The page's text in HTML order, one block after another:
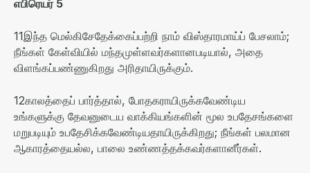
எபிரெயர்5
11இந்த மெல்கிசேதேக்கைப்பற்றி நாம் விஸ்தாரமாய்ப் பேசலாம்;
நீங்கள் கேள்வியில் மந்தமுள்ளவர்களானபடியால், அதை
விளங்கப்பண்ணுகிறது அரிதாயிருக்கும்.
12காலத்தைப் பார்த்தால், போதகராயிருக்கவேண்டிய
உங்களுக்கு தேவனுடைய வாக்கியங்களின் மூல உபதேசங்களை
மறுபடியும் உபதேசிக்கவேண்டியதாயிருக்கிறது; நீங்கள் பலமான
ஆகாரத்தையல்ல, பாலை உண்ணத்தக்கவர்களானீர்கள்.